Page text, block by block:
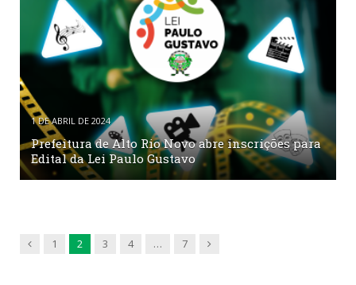
1 DE ABRIL DE 2024
Prefeitura de Alto Rio Novo abre inscrições para
Edital da Lei Paulo Gustavo
Previous
1 2 3 4 … 7 Next